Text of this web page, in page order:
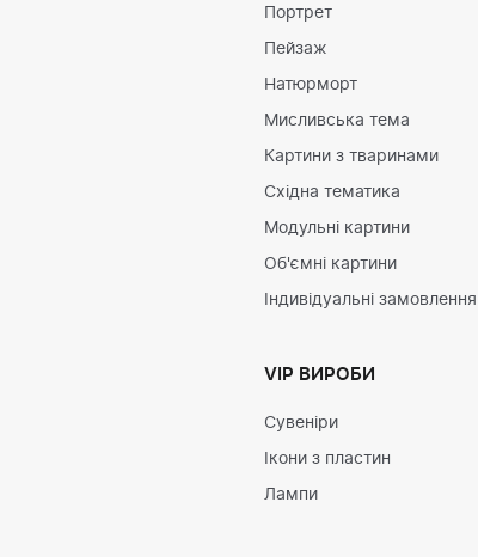
Портрет
Пейзаж
Натюрморт
Мисливська тема
Картини з тваринами
Східна тематика
Модульні картини
Об'ємні картини
Індивідуальні замовлення
VIP ВИРОБИ
Сувеніри
Ікони з пластин
Лампи